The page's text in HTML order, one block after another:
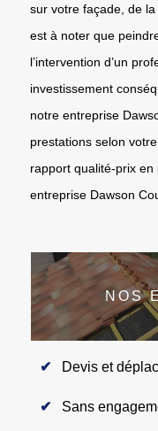
sur votre façade, de
est à noter que
l’intervention d’un
investissement
notre entreprise
prestations selon
rapport qualité-prix
entreprise Dawson
NOS
Devis et
Sans